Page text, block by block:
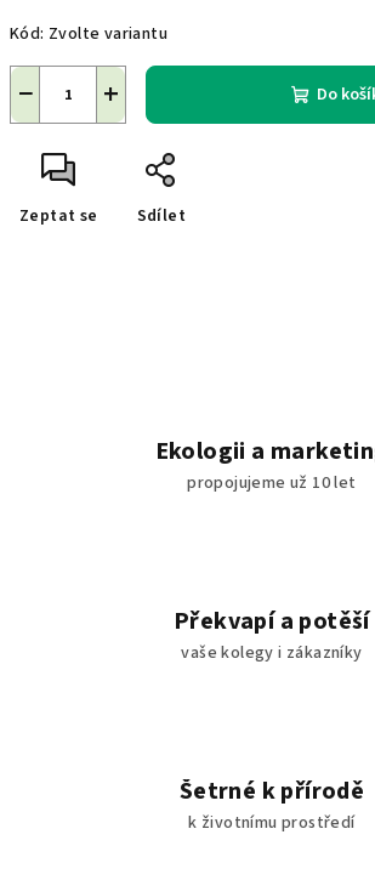
cena:
Kód: Zvolte variantu
+
− Do
Zeptat se Sdílet
Ekologii a
propojujeme už 10 let
Překvapí a potěší
vaše kolegy i zákazníky
Šetrné k přírodě
k životnímu prostředí